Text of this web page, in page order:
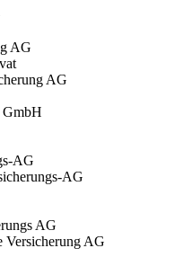
AG
AG
GmbH
AG
AG
AG
Versicherung AG